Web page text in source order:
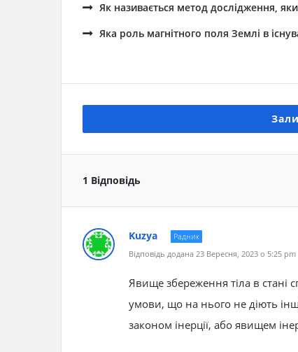
Як називається метод дослідження,
Яка роль магнітного поля Землі в
1 Відповідь
Kuzya
Радник
Відповідь додана 23 Вересня, 2023 о 5:25 pm
Явище збереження тіла в стані
умови, що на нього не діють інші
законом інерції, або явищем